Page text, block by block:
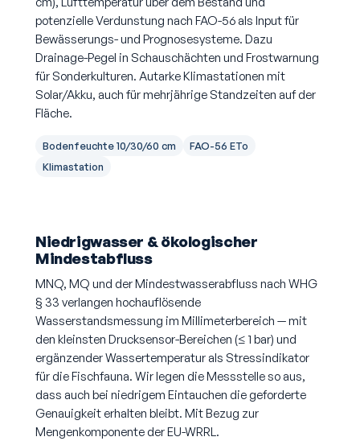
potenzielle Verdunstung nach FAO-56 als Input für
Bewässerungs- und Prognosesysteme. Dazu
Drainage-Pegel in Schauschächten und Frostwarnung
für Sonderkulturen. Autarke Klimastationen mit
Solar/Akku, auch für mehrjährige Standzeiten auf der
Fläche.
Bodenfeuchte 10/30/60 cm
FAO-56 ETo
Klimastation
Niedrigwasser & ökologischer
Mindestabfluss
MNQ, MQ und der Mindestwasserabfluss nach WHG
§ 33 verlangen hochauflösende
Wasserstandsmessung im Millimeterbereich — mit
den kleinsten Drucksensor-Bereichen (≤ 1 bar) und
ergänzender Wassertemperatur als Stressindikator
für die Fischfauna. Wir legen die Messstelle so aus,
dass auch bei niedrigem Eintauchen die geforderte
Genauigkeit erhalten bleibt. Mit Bezug zur
Mengenkomponente der EU-WRRL.